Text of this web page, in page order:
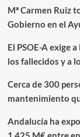
Mª Carmen Ruiz
Gobierno en el
El PSOE-A exige
los fallecidos y a
Cerca de 300
mantenimiento
Andalucía ha